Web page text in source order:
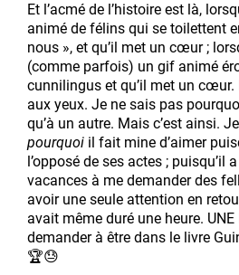
Et l’acmé de l’histoire est là,
animé de félins qui se toilettent
nous », et qu’il met un cœur ;
(comme parfois) un gif animé
cunnilingus et qu’il met un cœur.
aux yeux. Je ne sais pas
qu’à un autre. Mais c’est ainsi.
pourquoi il fait mine d’aimer
l’opposé de ses actes ; puisqu’il
vacances à me demander des
avoir une seule attention en
avait même duré une heure. UNE
demander à être dans le livre
🏆😓